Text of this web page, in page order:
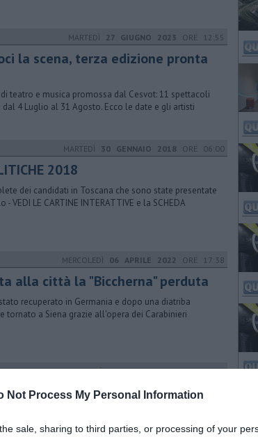
Not Process My Personal Information
sale, sharing to third parties, or processing of your
MARTEDÌ 27 GIUGNO 2023 ORE 12:55
la scena, terza edizione pronta
teatro e musica promossa dal Cesvot: 11 spettacoli
4 Luglio al 31 Agosto. Ecco le date e gli artisti
MARTEDÌ 30 GENNAIO 2018 ORE 06:00
2018
dei candidati in Toscana che sono state presentate
VEDI LE CARTINE INTERATTIVE e la SCHEDA
MERCOLEDÌ 06 APRILE 2022 ORE 17:38
alla città la "Biccherna" perduta
recuperato in Germania e dopo una diatriba
tornato a Siena grazie all'opera dei Carabinieri
MARTEDÌ19 LUGLIO 2022ORE 15:23
arte nel verde a San Quirico
Mondo